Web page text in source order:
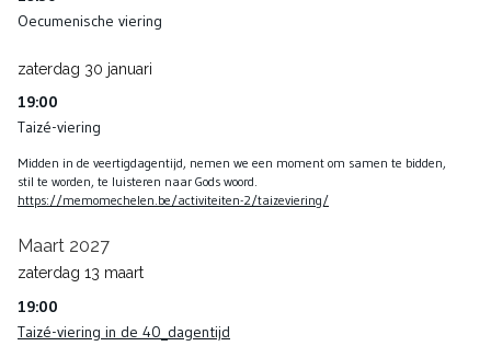
Oecumenische viering
zaterdag 30 januari
19:00
Taizé-viering
Midden in de veertigdagentijd, nemen we een moment om samen te bidden,
stil te worden, te luisteren naar Gods woord.
https://memomechelen.be/activiteiten-2/taizeviering/
Maart 2027
zaterdag 13 maart
19:00
Taizé-viering in de 40_dagentijd